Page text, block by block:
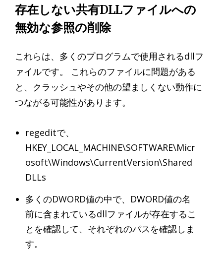
存在しない共有DLLファイルへの
無効な参照の削除
これらは、多くのプログラムで使用されるdllフ
ァイルです。 これらのファイルに問題がある
と、クラッシュやその他の望ましくない動作に
つながる可能性があります。
regeditで、
HKEY_LOCAL_MACHINE\SOFTWARE\Micr
osoft\Windows\CurrentVersion\Shared
DLLs
多くのDWORD値の中で、DWORD値の名
前に含まれているdllファイルが存在するこ
とを確認して、それぞれのパスを確認しま
す。